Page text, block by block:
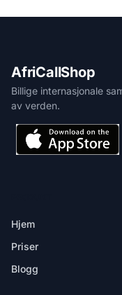
AfriCallShop
Billige internasjonale
av verden.
Hjem
Priser
Blogg